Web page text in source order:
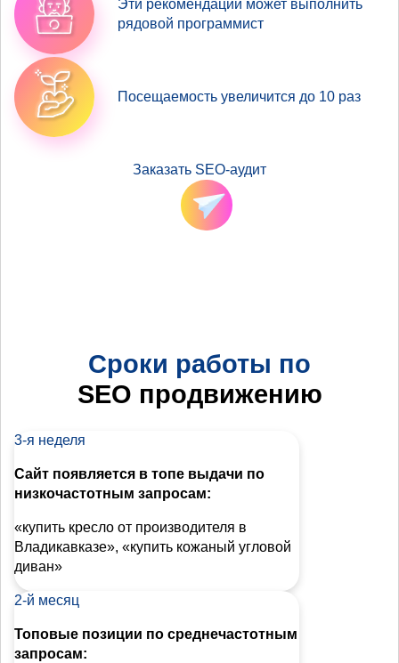
Эти рекомендации может выполнить
рядовой программист
Посещаемость увеличится до 10 раз
Заказать SEO-аудит
Сроки работы по
SEO продвижению
3-я неделя
Сайт появляется в топе выдачи по
низкочастотным запросам:
«купить кресло от производителя в
Владикавказе», «купить кожаный угловой
диван»
2-й месяц
Топовые позиции по среднечастотным
запросам: